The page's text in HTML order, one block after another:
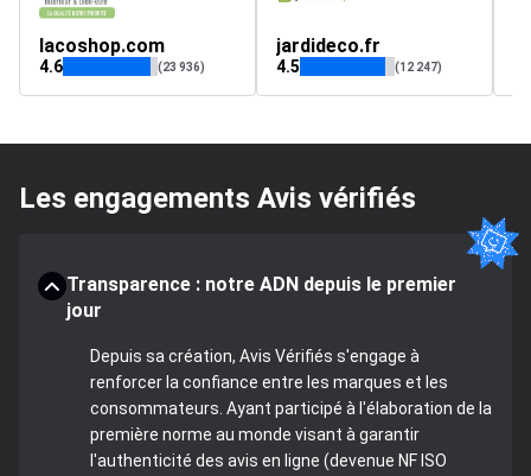
lacoshop.com
4.6 (23 936)
jardideco.fr
4.5 (12 247)
Les engagements Avis vérifiés
Transparence : notre ADN depuis le premier
jour
Depuis sa création, Avis Vérifiés s'engage à
renforcer la confiance entre les marques et les
consommateurs. Ayant participé à l'élaboration de la
première norme au monde visant à garantir
l'authenticité des avis en ligne (devenue NF ISO